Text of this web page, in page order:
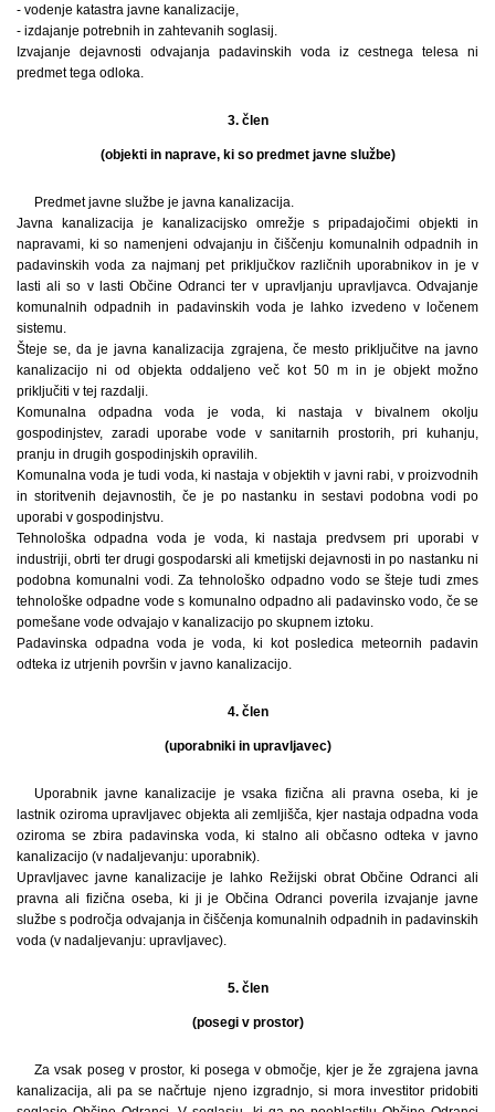
- vodenje katastra javne kanalizacije,
- izdajanje potrebnih in zahtevanih soglasij.
Izvajanje dejavnosti odvajanja padavinskih voda iz cestnega telesa ni
predmet tega odloka.
3. člen
(objekti in naprave, ki so predmet javne službe)
Predmet javne službe je javna kanalizacija.
Javna kanalizacija je kanalizacijsko omrežje s pripadajočimi objekti in
napravami, ki so namenjeni odvajanju in čiščenju komunalnih odpadnih in
padavinskih voda za najmanj pet priključkov različnih uporabnikov in je v
lasti ali so v lasti Občine Odranci ter v upravljanju upravljavca. Odvajanje
komunalnih odpadnih in padavinskih voda je lahko izvedeno v ločenem
sistemu.
Šteje se, da je javna kanalizacija zgrajena, če mesto priključitve na javno
kanalizacijo ni od objekta oddaljeno več kot 50 m in je objekt možno
priključiti v tej razdalji.
Komunalna odpadna voda je voda, ki nastaja v bivalnem okolju
gospodinjstev, zaradi uporabe vode v sanitarnih prostorih, pri kuhanju,
pranju in drugih gospodinjskih opravilih.
Komunalna voda je tudi voda, ki nastaja v objektih v javni rabi, v proizvodnih
in storitvenih dejavnostih, če je po nastanku in sestavi podobna vodi po
uporabi v gospodinjstvu.
Tehnološka odpadna voda je voda, ki nastaja predvsem pri uporabi v
industriji, obrti ter drugi gospodarski ali kmetijski dejavnosti in po nastanku ni
podobna komunalni vodi. Za tehnološko odpadno vodo se šteje tudi zmes
tehnološke odpadne vode s komunalno odpadno ali padavinsko vodo, če se
pomešane vode odvajajo v kanalizacijo po skupnem iztoku.
Padavinska odpadna voda je voda, ki kot posledica meteornih padavin
odteka iz utrjenih površin v javno kanalizacijo.
4. člen
(uporabniki in upravljavec)
Uporabnik javne kanalizacije je vsaka fizična ali pravna oseba, ki je
lastnik oziroma upravljavec objekta ali zemljišča, kjer nastaja odpadna voda
oziroma se zbira padavinska voda, ki stalno ali občasno odteka v javno
kanalizacijo (v nadaljevanju: uporabnik).
Upravljavec javne kanalizacije je lahko Režijski obrat Občine Odranci ali
pravna ali fizična oseba, ki ji je Občina Odranci poverila izvajanje javne
službe s področja odvajanja in čiščenja komunalnih odpadnih in padavinskih
voda (v nadaljevanju: upravljavec).
5. člen
(posegi v prostor)
Za vsak poseg v prostor, ki posega v območje, kjer je že zgrajena javna
kanalizacija, ali pa se načrtuje njeno izgradnjo, si mora investitor pridobiti